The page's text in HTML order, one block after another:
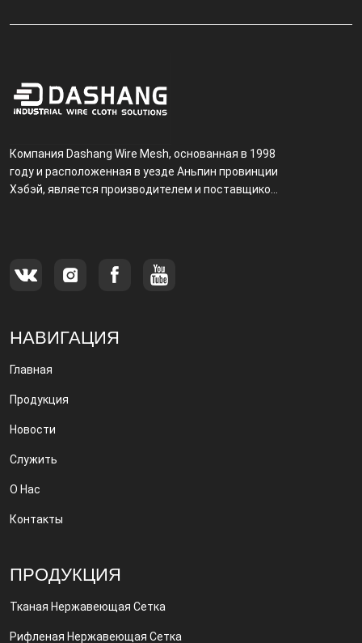
Компания Dashang Wire Mesh, основанная в 1998
году и расположенная в уезде Аньпин провинции
Хэбэй, является производителем и поставщиком,
НАВИГАЦИЯ
Главная
Продукция
Новости
Служить
О Нас
Контакты
ПРОДУКЦИЯ
Тканая Нержавеющая Сетка
Рифленая Нержавеющая Сетка